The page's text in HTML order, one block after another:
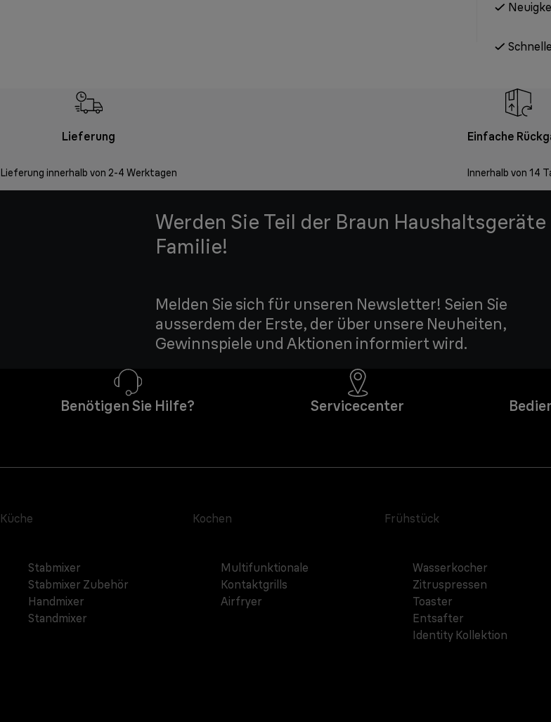
Lieferung
Lieferung innerhalb von 2-4 Werktagen
Einfache
Innerhalb von 14
Werden Sie Teil der Braun Haushaltsgeräte
Familie!
Melden Sie sich für unseren Newsletter! Seien Sie
ausserdem der Erste, der über unsere Neuheiten,
Gewinnspiele und Aktionen informiert wird.
Benötigen Sie Hilfe? Servicecenter
Küche
Stabmixer
Stabmixer Zubehör
Handmixer
Standmixer
Kochen
Multifunktionale
Kontaktgrills
Airfryer
Frühstück
Wasserkocher
Zitruspressen
Toaster
Entsafter
Identity Kollektion